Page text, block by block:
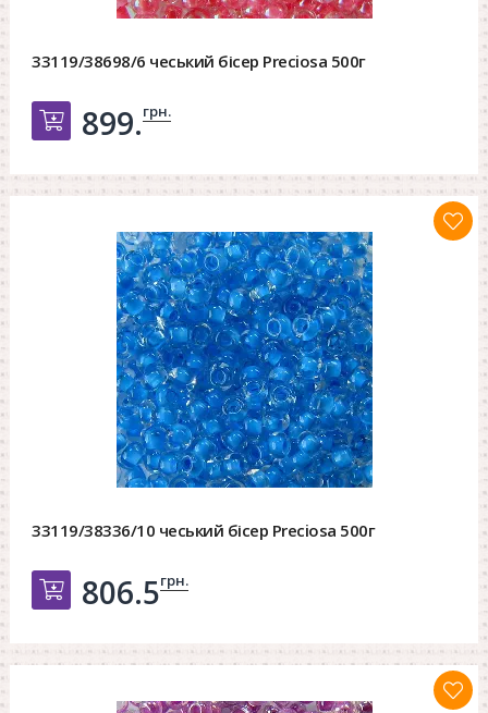
33119/38698/6 чеський бісер Preciosa 500г
Добавить в корзину
899.грн.
33119/38336/10 чеський бісер Preciosa 500г
Добавить в корзину
806.5грн.